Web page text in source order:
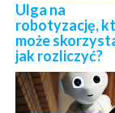
Ulga na
robotyzację,
może
jak rozliczyć?